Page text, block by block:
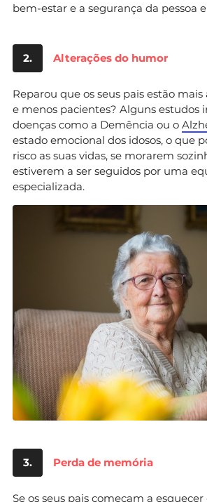
bem-estar e a segurança da pessoa
2. Alterações do humor
Reparou que os seus pais estão
e menos pacientes? Alguns estudos
doenças como a Demência ou o
estado emocional dos idosos, o que
risco as suas vidas, se morarem
estiverem a ser seguidos por uma
especializada.
3. Perda de memória
Se os seus pais começam a